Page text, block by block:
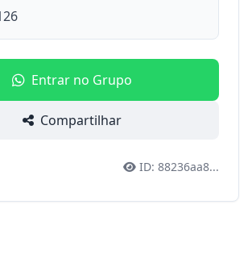
Entrar no Grupo
Compartilhar
ID: 88236aa8...